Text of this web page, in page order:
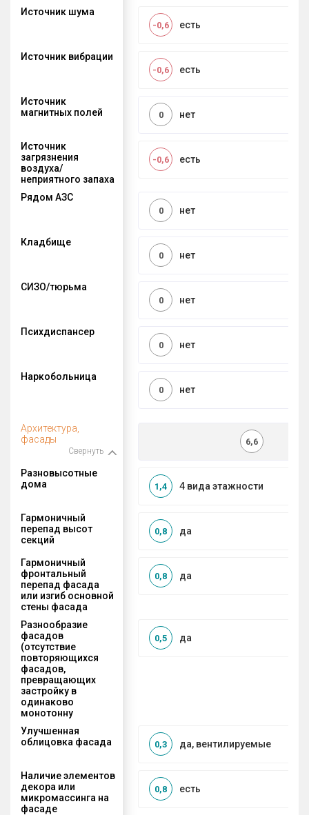
Источник шума
есть
-0,6
Источник вибрации
есть
-0,6
Источник
магнитных полей
нет
0
Источник
загрязнения
воздуха/
неприятного запаха
есть
-0,6
Рядом АЗС
нет
0
Кладбище
нет
0
СИЗО/тюрьма
нет
0
Психдиспансер
нет
0
Наркобольница
нет
0
Архитектура,
фасады
Свернуть
6,6
Разновысотные
дома
4 вида этажности
1,4
Гармоничный
перепад высот
секций
да
0,8
Гармоничный
фронтальный
перепад фасада
или изгиб основной
стены фасада
да
0,8
Разнообразие
фасадов
(отсутствие
повторяющихся
фасадов,
превращающих
застройку в
одинаково
монотонну
да
0,5
Улучшенная
облицовка фасада
да, вентилируемые
0,3
Наличие элементов
декора или
микромассинга на
фасаде
есть
0,8